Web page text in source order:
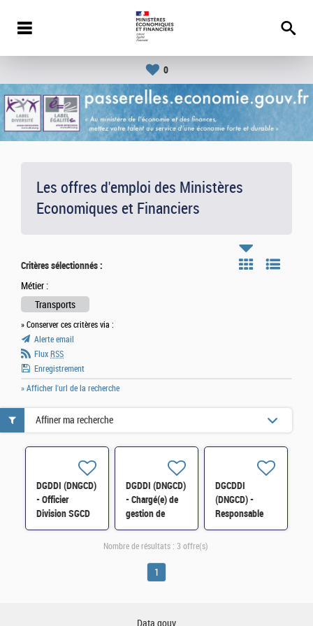
0
Les offres d'emploi des Ministères
Economiques et Financiers
Critères sélectionnés :
Métier :
Transports
» Conserver ces critères via :
Alerte email
Flux RSS
Enregistrement
» Afficher l'url de la recherche
DGDDI (DNGCD)
- Officier
Division SGCD
Antilles Guyane
DGDDI (DNGCD)
- Chargé(e) de
gestion de
contrat H/F
DGCDDI
(DNGCD) -
Responsable
Technique Naval
Affiner ma recherche
Nombre de résultats : 3 offre(s)
1